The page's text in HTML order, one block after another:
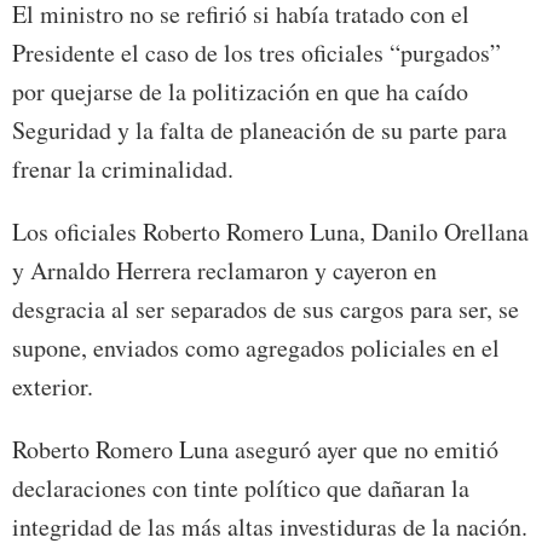
El ministro no se refirió si había tratado con el
Presidente el caso de los tres oficiales “purgados”
por quejarse de la politización en que ha caído
Seguridad y la falta de planeación de su parte para
frenar la criminalidad.
Los oficiales Roberto Romero Luna, Danilo Orellana
y Arnaldo Herrera reclamaron y cayeron en
desgracia al ser separados de sus cargos para ser, se
supone, enviados como agregados policiales en el
exterior.
Roberto Romero Luna aseguró ayer que no emitió
declaraciones con tinte político que dañaran la
integridad de las más altas investiduras de la nación.